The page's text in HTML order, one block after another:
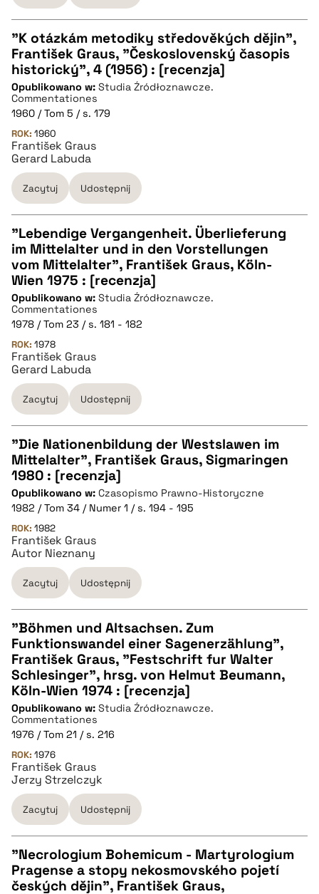
CZYSTY TEKST
pobierz cytat
BIBTEX
pobierz cytat
"K otázkám metodiky středověkých dějin",
František Graus, "Československý časopis
historický", 4 (1956) : [recenzja]
Opublikowano w: Studia Źródłoznawcze.
Commentationes
1960 / Tom 5 / s. 179
ROK: 1960
František Graus
Gerard Labuda
Zacytuj Udostępnij
CZYSTY TEKST
pobierz cytat
BIBTEX
pobierz cytat
"Lebendige Vergangenheit. Überlieferung
im Mittelalter und in den Vorstellungen
vom Mittelalter", František Graus, Köln-
Wien 1975 : [recenzja]
Opublikowano w: Studia Źródłoznawcze.
Commentationes
1978 / Tom 23 / s. 181 - 182
ROK: 1978
František Graus
Gerard Labuda
Zacytuj Udostępnij
CZYSTY TEKST
pobierz cytat
BIBTEX
pobierz cytat
"Die Nationenbildung der Westslawen im
Mittelalter", František Graus, Sigmaringen
1980 : [recenzja]
Opublikowano w: Czasopismo Prawno-Historyczne
1982 / Tom 34 / Numer 1 / s. 194 - 195
ROK: 1982
František Graus
Autor Nieznany
Zacytuj Udostępnij
CZYSTY TEKST
pobierz cytat
BIBTEX
pobierz cytat
"Böhmen und Altsachsen. Zum
Funktionswandel einer Sagenerzählung",
František Graus, "Festschrift fur Walter
Schlesinger", hrsg. von Helmut Beumann,
Köln-Wien 1974 : [recenzja]
Opublikowano w: Studia Źródłoznawcze.
Commentationes
1976 / Tom 21 / s. 216
ROK: 1976
František Graus
Jerzy Strzelczyk
Zacytuj Udostępnij
CZYSTY TEKST
"Necrologium Bohemicum - Martyrologium
Pragense a stopy nekosmovského pojetí
českých dějin", František Graus,